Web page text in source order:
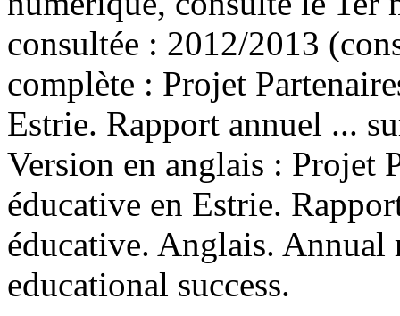
consultée : 2012/2013
complète : Projet
Estrie. Rapport annuel ...
Version en anglais : Projet
éducative en Estrie.
éducative. Anglais.
educational success.